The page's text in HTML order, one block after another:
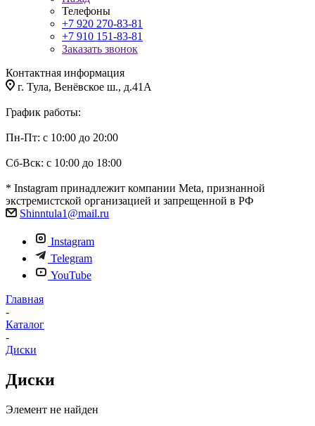
Телефоны
+7 920 270-83-81
+7 910 151-83-81
Заказать звонок
Контактная информация
г. Тула, Венёвское ш., д.41А
График работы:
Пн-Пт: с 10:00 до 20:00
Сб-Вск: с 10:00 до 18:00
* Instagram принадлежит компании Meta, признанной
экстремистской организацией и запрещенной в РФ
Shinntula1@mail.ru
Instagram
Telegram
YouTube
Главная
-
Каталог
-
Диски
Диски
Элемент не найден